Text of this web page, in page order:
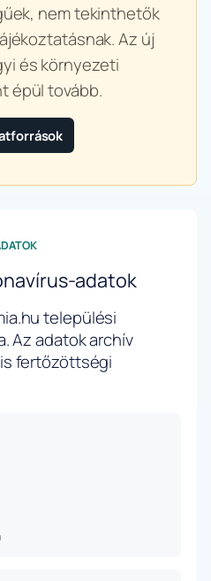
nem tekinthetők
Az új
és környezeti
épül tovább.
adatok
települési
Az adatok archív
fertőzöttségi